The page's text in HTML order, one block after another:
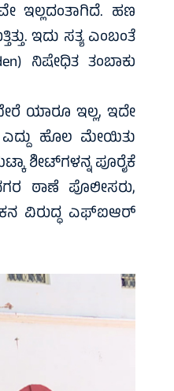
ಇಲ್ಲದಂತಾಗಿದೆ. ಹಣ
ಇದು ಸತ್ಯ ಎಂಬಂತೆ
ನಿಷೇಧಿತ ತಂಬಾಕು
ಯಾರೂ ಇಲ್ಲ, ಇದೇ
ಎದ್ದು ಹೊಲ ಮೇಯಿತು
ಶೀಟ್‌ಗಳನ್ನ ಪೂರೈಕೆ
ಠಾಣೆ ಪೊಲೀಸರು,
ವಿರುದ್ಧ ಎಫ್‌ಐಆರ್‌